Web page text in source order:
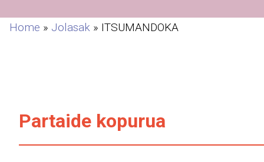
Home » Jolasak » ITSUMANDOKA
Partaide kopurua